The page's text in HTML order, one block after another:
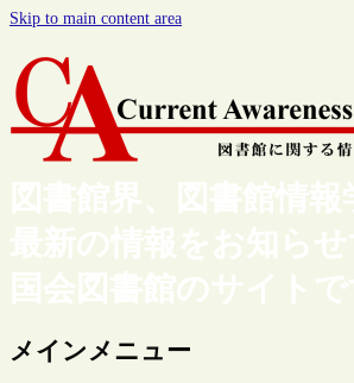
Skip to main content area
図書館界、図書館情報
最新の情報をお知ら
国会図書館のサイトで
メインメニュー